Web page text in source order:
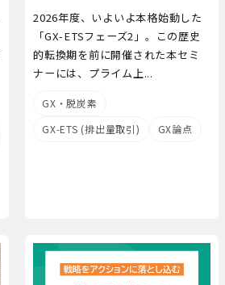
2026年度、いよいよ本格始動した
「GX-ETSフェーズ2」。この歴史
的転換期を前に開催された本セミ
ナーには、プライム上...
GX・脱炭素
GX-ETS (排出量取引)
GX論点